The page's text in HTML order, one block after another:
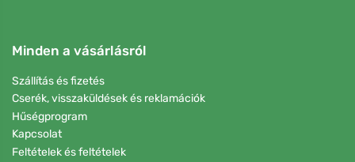
Minden a vásárlásról
Szállítás és fizetés
Cserék, visszaküldések és reklamációk
Hűségprogram
Kapcsolat
Feltételek és feltételek